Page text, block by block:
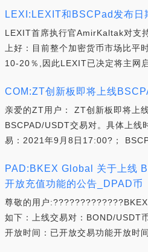
LEXI:LEXIT和BSCPad发布日
LEXIT首席执行官AmirKaltak对支
上好：目前整个加密货币市场比平
10-20％,因此LEXIT已决定将主网
COM:ZT创新板即将上线
亲爱的ZT用户： ZT创新板即将上
BSCPAD/USDT交易对。具体上线
易：2021年9月8日17:00?；
PAD:BKEX Global 关于上线
开放充值功能的公告_DPAD币
尊敬的用户
如下：上线交易对：BOND/USDT
开放时间：已开放交易功能开放时